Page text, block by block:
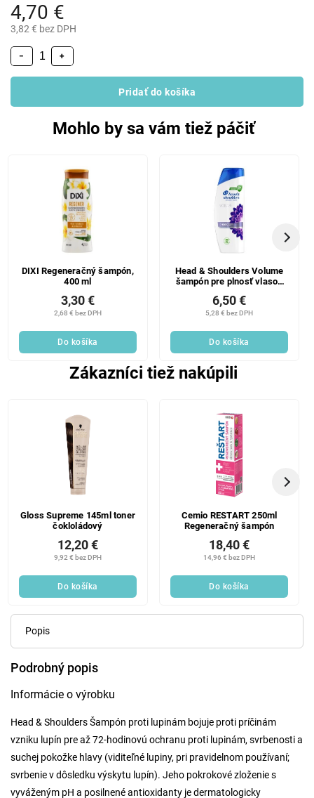
4,70 €
3,82 € bez DPH
+
−
Pridať do košíka
Mohlo by sa vám tiež páčiť
DIXI Regeneračný šampón,
400 ml
2,68 € bez DPH
3,30 €
Do košíka
Head & Shoulders Volume
šampón pre plnosť vlasov
5,28 € bez DPH
6,50 €
Do košíka
Zákazníci tiež nakúpili
Gloss Supreme 145ml toner
čokloládový
9,92 € bez DPH
12,20 €
Do košíka
Cemio RESTART 250ml
Regeneračný šampón
14,96 € bez DPH
18,40 €
Do košíka
Popis
Podrobný popis
Informácie o výrobku
Head & Shoulders Šampón proti lupinám bojuje proti príčinám
vzniku lupín pre až 72-hodinovú ochranu proti lupinám, svrbenosti a
suchej pokožke hlavy (viditeľné lupiny, pri pravidelnom používaní;
svrbenie v dôsledku výskytu lupín). Jeho pokrokové zloženie s
vyváženým pH a posilnené antioxidanty je dermatologicky